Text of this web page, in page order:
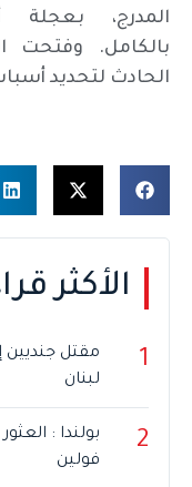
المدرج، بعجلة
بالكامل. وفتحت
الحادث لتحديد
الأكثر
1
مقتل جنديين
لبنان
2
فولين